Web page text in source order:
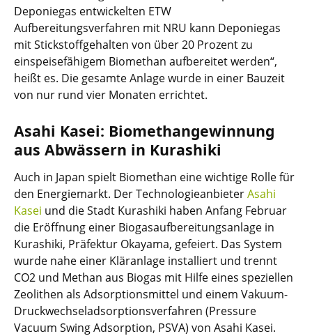
Deponiegas entwickelten ETW
Aufbereitungsverfahren mit NRU kann Deponiegas
mit Stickstoffgehalten von über 20 Prozent zu
einspeisefähigem Biomethan aufbereitet werden“,
heißt es. Die gesamte Anlage wurde in einer Bauzeit
von nur rund vier Monaten errichtet.
Asahi Kasei: Biomethangewinnung
aus Abwässern in Kurashiki
Auch in Japan spielt Biomethan eine wichtige Rolle für
den Energiemarkt. Der TechnologieanbieterAsahi
Kasei und die Stadt Kurashiki haben Anfang Februar
die Eröffnung einer Biogasaufbereitungsanlage in
Kurashiki, Präfektur Okayama, gefeiert. Das System
wurde nahe einer Kläranlage installiert und trennt
CO2 und Methan aus Biogas mit Hilfe eines speziellen
Zeolithen als Adsorptionsmittel und einem Vakuum-
Druckwechseladsorptionsverfahren (Pressure
Vacuum Swing Adsorption, PSVA) von Asahi Kasei.